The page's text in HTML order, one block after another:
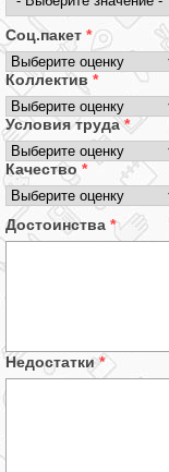
Соц.пакет *
Коллектив *
Условия труда *
Качество *
Достоинства *
Недостатки*